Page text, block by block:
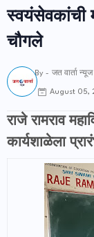
स्वयंसेवकांची
चौगले
By - जत वार्ता न्यूज
August 05,
राजे रामराव
कार्यशाळेला